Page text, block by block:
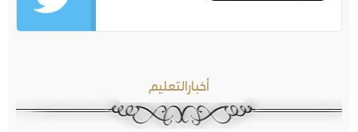
أخبارالتعليم